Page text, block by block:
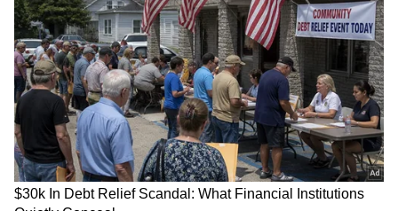
ಬ್ಲೇಡ್‌ ಇಂಡಿಯಾ ಸಂಸ್ಥೆಯು ಐದು ಆಸನ ಸಾಮರ್ಥ್ಯದ
ಎಚ್‌125 ಡಿವಿಜಿ ಏರ್‌ಬಸ್‌ ಹೆಲಿಕಾಪ್ಟರನ್ನು ಬಳಸಿ ಸೇವೆ
ನೀಡಲಿದೆ. ವಾರದ ಐದು ದಿನ ಅಂದರೆ ಸೋಮವಾರದಿಂದ
ಶುಕ್ರವಾರದವರೆಗೆ ಹೆಲಿಕಾಪ್ಟರ್‌ ಹಾರಾಟ ನಡೆಸಲಿದೆ. ಬೆಳಗ್ಗೆ
ಬೆಂಗಳೂರು ಅಂತಾರಾಷ್ಟ್ರೀಯ ವಿಮಾನ ನಿಲ್ದಾಣದಿಂದ